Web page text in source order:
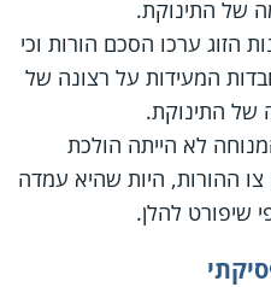
של התינוקת.
הזוג ערכו הסכם הורות וכי
המעידות על רצונה של
של התינוקת.
לא הייתה הולכת
ההורות, היות שהיא עמדה
שיפורט להלן.